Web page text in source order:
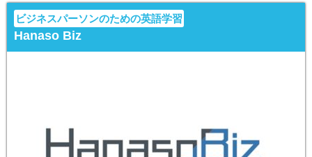
ビジネスパーソンのための英語学習
Hanaso Biz